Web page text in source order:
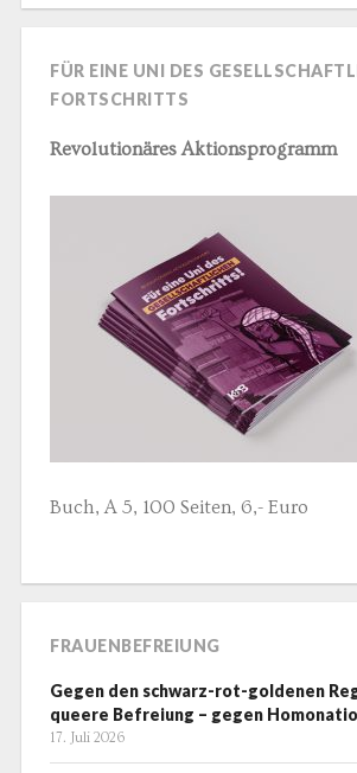
FÜR EINE UNI DES
FORTSCHRITTS
Revolutionäres Aktionsprogramm
Buch, A 5, 100 Seiten, 6,- Euro
FRAUENBEFREIUNG
Gegen den schwarz-rot-goldenen
queere Befreiung – gegen
17. Juli 2026